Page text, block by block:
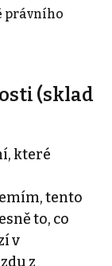
právního
(sklad
které
tento
to, co
v
z